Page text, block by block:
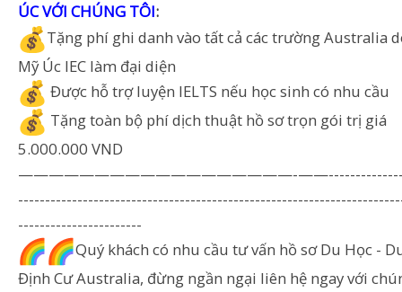
ÚC VỚI CHÚNG TÔI:
Tặng phí ghi danh vào tất cả các trường Australia
Mỹ Úc IEC làm đại diện
Được hỗ trợ luyện IELTS nếu học sinh có nhu cầu
Tặng toàn bộ phí dịch thuật hồ sơ trọn gói trị giá
5.000.000 VND
——————————————————-
-----------------------
Quý khách có nhu cầu tư vấn hồ sơ Du Học -
Định Cư Australia, đừng ngần ngại liên hệ ngay với